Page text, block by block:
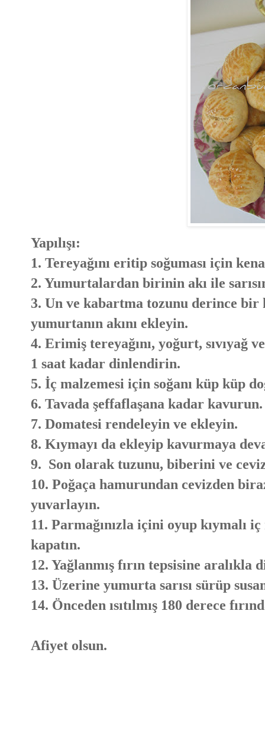
Yapılışı:
1. Tereyağını eritip soğuması için
2. Yumurtalardan birinin akı ile
3. Un ve kabartma tozunu derince
yumurtanın akını ekleyin.
4. Erimiş tereyağını, yoğurt, sıvıyağ
1 saat kadar dinlendirin.
5. İç malzemesi için soğanı küp küp
6. Tavada şeffaflaşana kadar kavurun.
7. Domatesi rendeleyin ve ekleyin.
8. Kıymayı da ekleyip kavurmaya
9. Son olarak tuzunu, biberini ve
10. Poğaça hamurundan cevizden
yuvarlayın.
11. Parmağınızla içini oyup kıymalı
kapatın.
12. Yağlanmış fırın tepsisine aralıkla
13. Üzerine yumurta sarısı sürüp
14. Önceden ısıtılmış 180 derece
Afiyet olsun.